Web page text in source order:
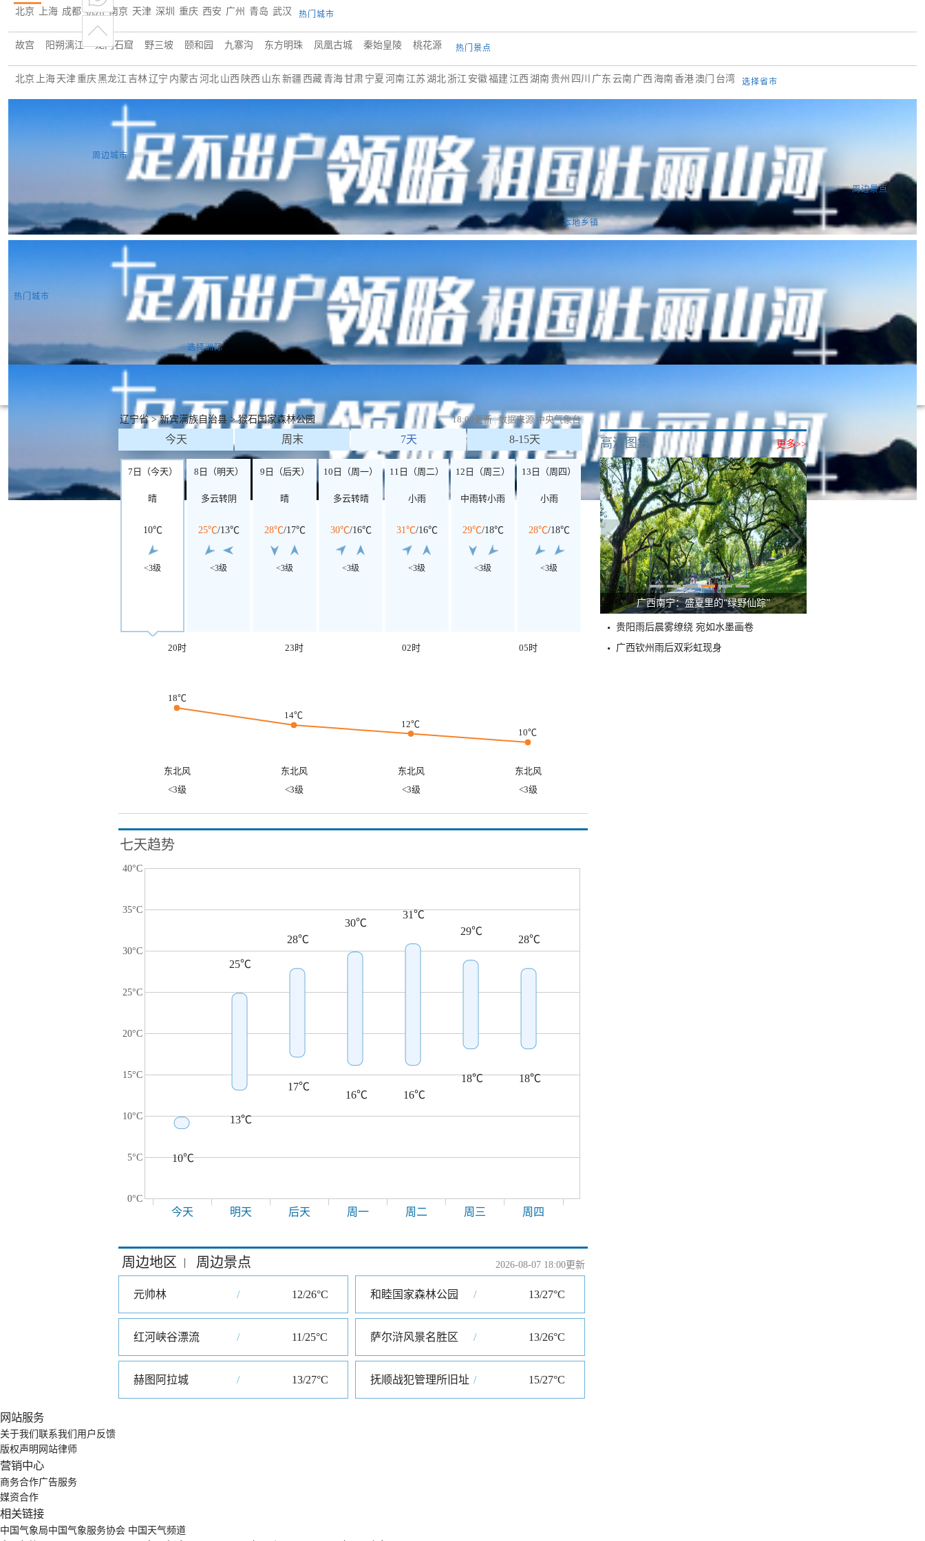
热门城市
北京 上海 成都 杭州 南京 天津 深圳 重庆 西安 广州 青岛 武汉
热门景点
故宫 阳朔漓江 龙门石窟 野三坡 颐和园 九寨沟 东方明珠 凤凰古城 秦始皇陵 桃花源
选择省市
北京 上海 天津重庆黑龙江 吉林辽宁 内蒙古河北 山西 陕西 山东 新疆 西藏 青海甘肃 宁夏 河南 江苏湖北 浙江 安徽福建 江西 湖南贵州 四川 广东 云南 广西 海南香港 澳门 台湾
周边城市
周边景点
龙湾海滨滑雪场 大连老虎滩海洋公园 金石滩国家旅游度假区 锦州北普陀山旅游区 望儿山 沈阳市植物园 福陵森林公园 辽宁省博物馆 东鸡冠山景区
本地乡镇
北四平乡 大四平镇 红庙子乡 红升乡 木奇镇 平顶山镇 上夹河镇 苇子峪镇 下夹河乡 响水河子乡 新宾镇
热门城市
吉隆坡 新加坡 巴黎 罗马 伦敦 雅典 柏林 纽约 温哥华 墨西哥城 哈瓦那 圣何塞 巴西利亚 布宜诺斯艾利斯 圣地亚哥 利马 基多 悉尼 墨尔本
奥克
拉巴特
选择洲际
亚洲 欧洲 北美洲 南美洲 大洋洲
辽宁省 > 新宾满族自治县 > 猴石国家森林公园 18:00更新|数据来源 中央气象台
今天 周末 7天 8-15天
7日（今天）
晴
10℃
<3级
8日（明天）
多云转阴
25℃/13℃
<3级
9日（后天）
晴
28℃/17℃
<3级
10日（周一）
多云转晴
30℃/16℃
<3级
11日（周二）
小雨
31℃/16℃
<3级
12日（周三）
中雨转小雨
29℃/18℃
<3级
13日（周四）
小雨
28℃/18℃
<3级
20时 23时 02时 05时
18℃
14℃
12℃
10℃
东北风 东北风 东北风
东北风
<3级
<3级 <3级 <3级
七天趋势
40°C
35°C
30°C
25°C
20°C
15°C
10°C
5°C
0°C
10℃
25℃
13℃
28℃
17℃
30℃
16℃
31℃
16℃
29℃
18℃
28℃
18℃
今天 明天 后天 周一 周二 周三 周四
周边地区 | 周边景点 2026-08-07 18:00更新
元帅林 / 12/26°C 和睦国家森林公园 / 13/27°C
红河峡谷漂流 / 11/25°C 萨尔浒风景名胜区 / 13/26°C
赫图阿拉城 / 13/27°C 抚顺战犯管理所旧址 / 15/27°C
更多>>
高清图集
广西南宁：盛夏里的“绿野仙踪”
贵阳雨后晨雾缭绕 宛如水墨画卷
广西钦州雨后双彩虹现身
网站服务
关于我们 联系我们 用户反馈
版权声明 网站律师
营销中心
商务合作广告服务
媒资合作
相关链接
中国气象局中国气象服务协会 中国天气频道